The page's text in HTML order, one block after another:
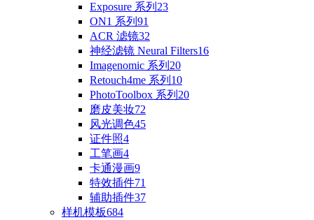
Exposure 系列 23
ON1 系列 91
ACR 滤镜32
神经滤镜 Neural Filters16
Imagenomic 系列 20
Retouch4me 系列 10
PhotoToolbox 系列 20
磨皮美妆72
风光调色45
证件照4
工笔画4
卡通漫画9
特效插件71
辅助插件37
样机模板684